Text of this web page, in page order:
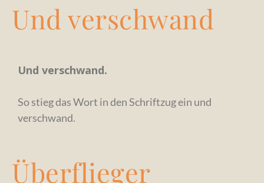
Und verschwand
Und verschwand.
So stieg das Wort in den Schriftzug ein und
verschwand.
Überflieger